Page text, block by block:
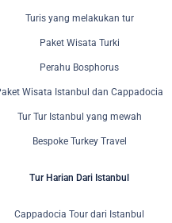
Turis yang melakukan tur
Paket Wisata Turki
Perahu Bosphorus
Wisata Istanbul dan Cappadocia
Tur Tur Istanbul yang mewah
Bespoke Turkey Travel
Tur Harian Dari Istanbul
Cappadocia Tour dari Istanbul